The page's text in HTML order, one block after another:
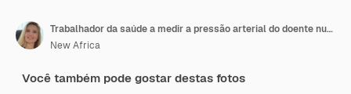
Trabalhador da saúde a medir a pressão arterial do doente numa mesa de madeira em ambientes fechados
New Africa
Você também pode gostar destas fotos